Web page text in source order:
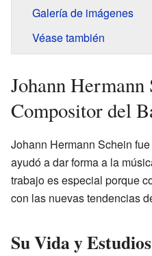
Galería de imágenes
Véase también
Johann
Compositor del
Johann Hermann Schein
ayudó a dar forma a la
trabajo es especial porque
con las nuevas tendencias
Su Vida y Estudios